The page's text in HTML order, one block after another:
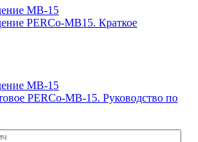
MB-15
PERCo-MB15. Краткое
MB-15
PERCo-МВ-15. Руководство по